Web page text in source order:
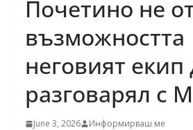
Почетино не
възможността
неговият екип
разговарял с
June 3, 2026 Информирваш ме